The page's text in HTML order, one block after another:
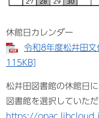
休館日カレンダー
令和8年度松井田
115KB]
松井田図書館の休館日
図書館を選択していた
https://